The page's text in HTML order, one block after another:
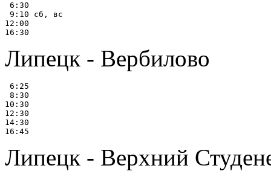
6:30
9:10 сб, вс
12:00
Липецк - Вербилово
6:25
8:30
10:30
12:30
14:30
Липецк - Верхний